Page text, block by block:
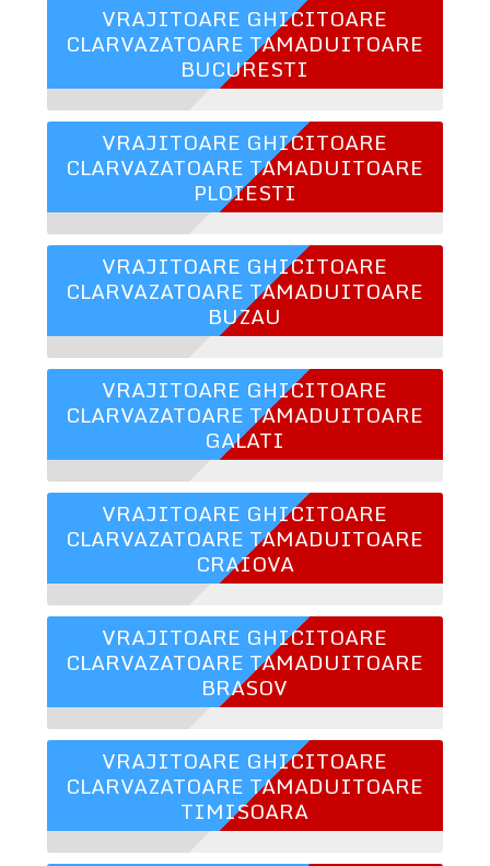
VRAJITOARE GHICITOARE
CLARVAZATOARE TAMADUITOARE
BUCURESTI
VRAJITOARE GHICITOARE
CLARVAZATOARE TAMADUITOARE
PLOIESTI
VRAJITOARE GHICITOARE
CLARVAZATOARE TAMADUITOARE
BUZAU
VRAJITOARE GHICITOARE
CLARVAZATOARE TAMADUITOARE
GALATI
VRAJITOARE GHICITOARE
CLARVAZATOARE TAMADUITOARE
CRAIOVA
VRAJITOARE GHICITOARE
CLARVAZATOARE TAMADUITOARE
BRASOV
VRAJITOARE GHICITOARE
CLARVAZATOARE TAMADUITOARE
TIMISOARA